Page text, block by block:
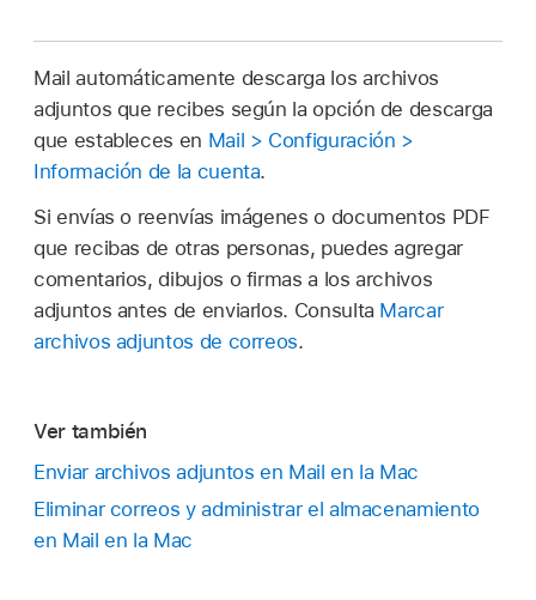
Mail automáticamente descarga los archivos
adjuntos que recibes según la opción de descarga
que estableces en Mail > Configuración >
Información de la cuenta.
Si envías o reenvías imágenes o documentos PDF
que recibas de otras personas, puedes agregar
comentarios, dibujos o firmas a los archivos
adjuntos antes de enviarlos. Consulta Marcar
archivos adjuntos de correos.
Ver también
Enviar archivos adjuntos en Mail en la Mac
Eliminar correos y administrar el almacenamiento
en Mail en la Mac